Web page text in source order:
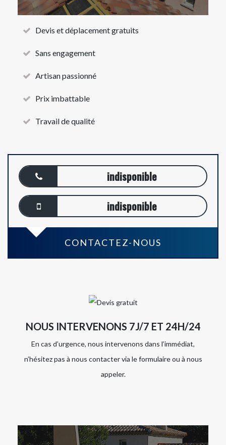
Devis et déplacement gratuits
Sans engagement
Artisan passionné
Prix imbattable
Travail de qualité
indisponible
indisponible
CONTACTEZ-NOUS
NOUS INTERVENONS 7J/7 ET 24H/24
En cas d’urgence, nous intervenons dans l’immédiat,
n’hésitez pas à nous contacter via le formulaire ou à nous
appeler.